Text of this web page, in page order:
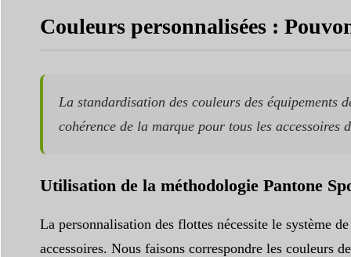
Couleurs personnalisées :
La standardisation des couleurs des
cohérence de la marque pour tous les accessoires
Utilisation de la méthodologie Pantone
La personnalisation des flottes nécessite le système
accessoires. Nous faisons correspondre les couleurs